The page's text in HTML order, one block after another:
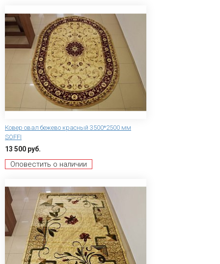
Ковер овал бежево красный 3500*2500 мм
SOFFI
13 500 руб.
Оповестить о наличии